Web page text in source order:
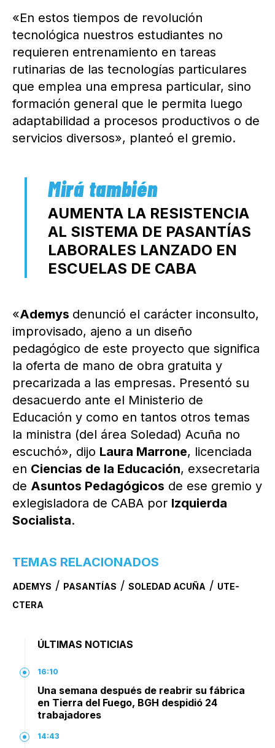
«En estos tiempos de revolución
tecnológica nuestros estudiantes no
requieren entrenamiento en tareas
rutinarias de las tecnologías particulares
que emplea una empresa particular, sino
formación general que le permita luego
adaptabilidad a procesos productivos o de
servicios diversos», planteó el gremio.
AUMENTA LA RESISTENCIA
AL SISTEMA DE PASANTÍAS
LABORALES LANZADO EN
ESCUELAS DE CABA
«Ademys denunció el carácter inconsulto,
improvisado, ajeno a un diseño
pedagógico de este proyecto que significa
la oferta de mano de obra gratuita y
precarizada a las empresas. Presentó su
desacuerdo ante el Ministerio de
Educación y como en tantos otros temas
la ministra (del área Soledad) Acuña no
escuchó», dijo Laura Marrone, licenciada
en Ciencias de la Educación, exsecretaria
de Asuntos Pedagógicos de ese gremio y
exlegisladora de CABA por Izquierda
Socialista.
TEMAS RELACIONADOS
ADEMYS / PASANTÍAS / SOLEDAD ACUÑA / UTE-
CTERA
ÚLTIMAS NOTICIAS
16:10
Una semana después de reabrir su fábrica
en Tierra del Fuego, BGH despidió 24
trabajadores
14:43